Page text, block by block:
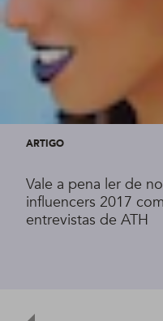
ARTIGO
Vale a pena ler de
influencers 2017
entrevistas de ATH